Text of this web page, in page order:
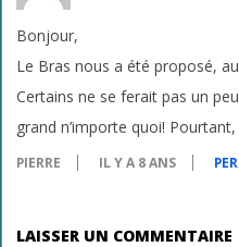
Bonjour,
Le Bras nous a été proposé,
Certains ne se ferait pas un
grand n’importe quoi!
PIERRE IL Y A 8 ANS
LAISSER UN COMMENTAIRE